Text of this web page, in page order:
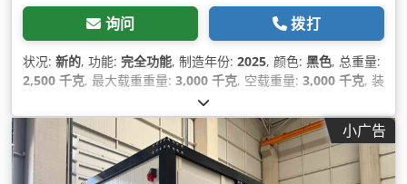
询问 拨打
状况: 新的, 功能: 完全功能, 制造年份: 2025, 颜色: 黑色, 总重量:
2,500 千克, 最大载重重量: 3,000 千克, 空载重量: 3,000 千克, 装
, 装载空间长度:
2,500 毫米, 机器/车辆编号:Wohncontainer FOREST,
小广告